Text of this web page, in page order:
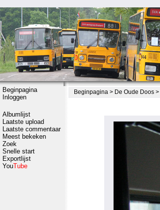
Beginpagina
Inloggen
Albumlijst
Laatste upload
Laatste commentaar
Meest bekeken
Zoek
Snelle start
Exportlijst
YouTube
Beginpagina > De Oude Doos >